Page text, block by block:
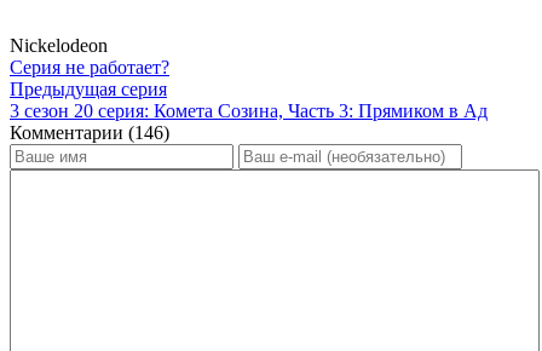
Nickelodeon
Серия не работает?
Предыдущая серия
3 сезон 20 серия: Комета Созина, Часть 3: Прямиком в Ад
Комментарии (146)